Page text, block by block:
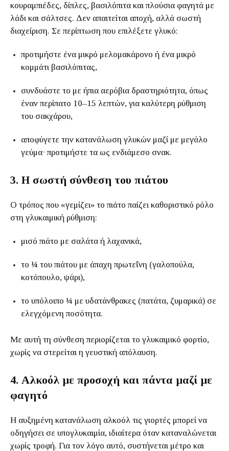
κουραμπιέδες, δίπλες, βασιλόπιτα και πλούσια φαγητά με
λάδι και σάλτσες. Δεν απαιτείται αποχή, αλλά σωστή
διαχείριση. Σε περίπτωση που επιλέξετε γλυκό:
προτιμήστε ένα μικρό μελομακάρονο ή ένα μικρό
κομμάτι βασιλόπιτας,
συνδυάστε το με ήπια αερόβια δραστηριότητα, όπως
έναν περίπατο 10–15 λεπτών, για καλύτερη ρύθμιση
του σακχάρου,
αποφύγετε την κατανάλωση γλυκών μαζί με μεγάλο
γεύμα· προτιμήστε τα ως ενδιάμεσο σνακ.
3. Η σωστή σύνθεση του πιάτου
Ο τρόπος που «γεμίζει» το πιάτο παίζει καθοριστικό ρόλο
στη γλυκαιμική ρύθμιση:
μισό πιάτο με σαλάτα ή λαχανικά,
το ¼ του πιάτου με άπαχη πρωτεΐνη (γαλοπούλα,
κοτόπουλο, ψάρι),
το υπόλοιπο ¼ με υδατάνθρακες (πατάτα, ζυμαρικά) σε
ελεγχόμενη ποσότητα.
Με αυτή τη σύνθεση περιορίζεται το γλυκαιμικό φορτίο,
χωρίς να στερείται η γευστική απόλαυση.
4. Αλκοόλ με προσοχή και πάντα μαζί με
φαγητό
Η αυξημένη κατανάλωση αλκοόλ τις γιορτές μπορεί να
οδηγήσει σε υπογλυκαιμία, ιδιαίτερα όταν καταναλώνεται
χωρίς τροφή. Για τον λόγο αυτό, συστήνεται μέτρο και